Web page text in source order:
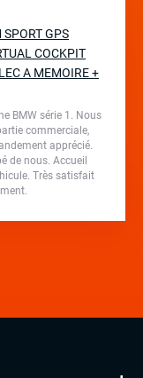
GPS
COCKPIT
A MEMOIRE +
BMW série 1. Nous
commerciale,
apprécié.
de nous. Accueil
Très satisfait